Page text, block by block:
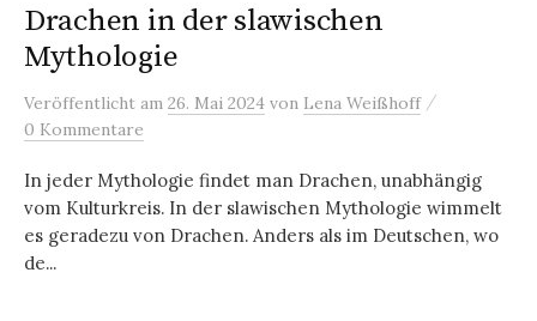
Drachen in der slawischen
Mythologie
Veröffentlicht am 26. Mai 2024 von Lena Weißhoff /
0 Kommentare
In jeder Mythologie findet man Drachen, unabhängig
vom Kulturkreis. In der slawischen Mythologie wimmelt
es geradezu von Drachen. Anders als im Deutschen, wo
de...